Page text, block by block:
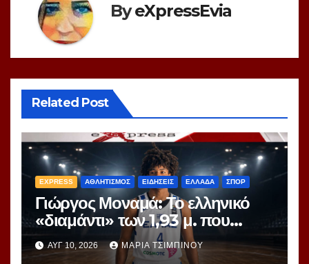
ByeXpressEvia
Related Post
EXPRESS ΑΘΛΗΤΙΣΜΟΣ ΕΙΔΗΣΕΙΣ ΕΛΛΑΔΑ ΣΠΟΡ
Γιώργος Μοναμά: Το ελληνικό
«διαμάντι» των 1,93 μ. που
ξεχωρίζει στο EuroBasket U16
ΑΥΓ 10, 2026 ΜΑΡΊΑ ΤΣΙΜΠΙΝΟΎ